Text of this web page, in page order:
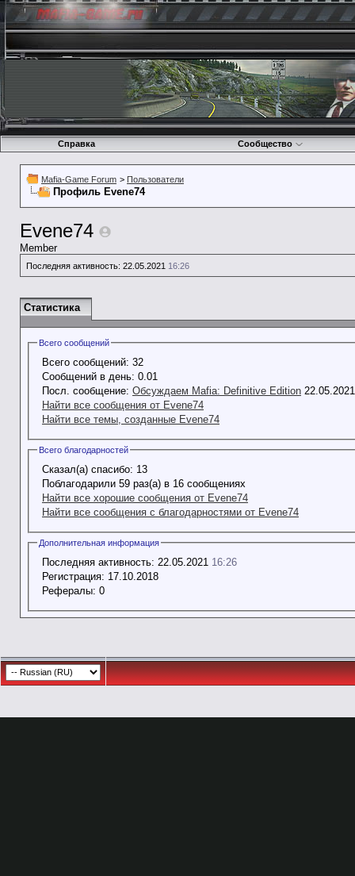
Справка Сообщество
Mafia-Game Forum > Пользователи
Профиль Evene74
Evene74
Member
Последняя активность: 22.05.2021 16:26
Статистика
Всего сообщений
Всего сообщений: 32
Сообщений в день: 0.01
Посл. сообщение: Обсуждаем Mafia: Definitive Edition
Найти все сообщения от Evene74
Найти все темы, созданные Evene74
Всего благодарностей
Сказал(а) спасибо: 13
Поблагодарили 59 раз(а) в 16 сообщениях
Найти все хорошие сообщения от Evene74
Найти все сообщения с благодарностями от Evene74
Дополнительная информация
Последняя активность: 22.05.2021 16:26
Регистрация: 17.10.2018
Рефералы: 0